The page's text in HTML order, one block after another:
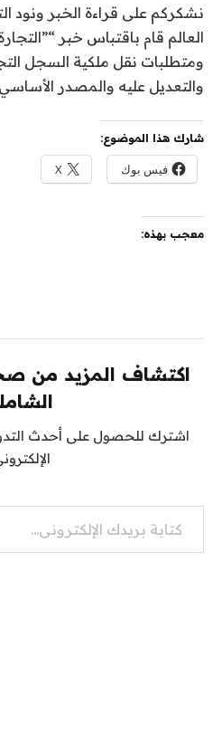
نشكركم على قراءة الخبر ونود
العالم قام باقتباس خبر
ومتطلبات نقل ملكية السجل
والتعديل عليه والمصدر
شارك هذا الموضوع:
فيس بوك X
معجب بهذه:
اكتشاف المزيد من
اشترك للحصول على أحدث
كتابة بريدك الإلكتروني...